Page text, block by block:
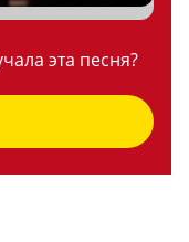
эта песня?